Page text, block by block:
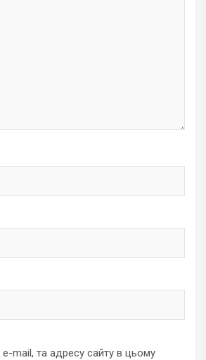
mail, та адресу сайту в цьому